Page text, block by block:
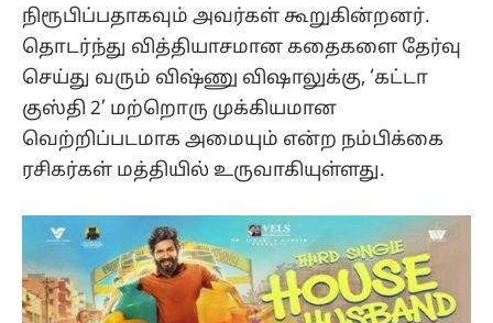
நிரூபிப்பதாகவும் அவர்கள் கூறுகின்றனர்.
தொடர்ந்து வித்தியாசமான கதைகளை தேர்வு
செய்து வரும் விஷ்ணு விஷாலுக்கு, ‘கட்டா
குஸ்தி 2’ மற்றொரு முக்கியமான
வெற்றிப்படமாக அமையும் என்ற நம்பிக்கை
ரசிகர்கள் மத்தியில் உருவாகியுள்ளது.